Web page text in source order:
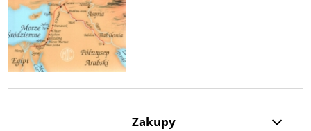
Zakupy